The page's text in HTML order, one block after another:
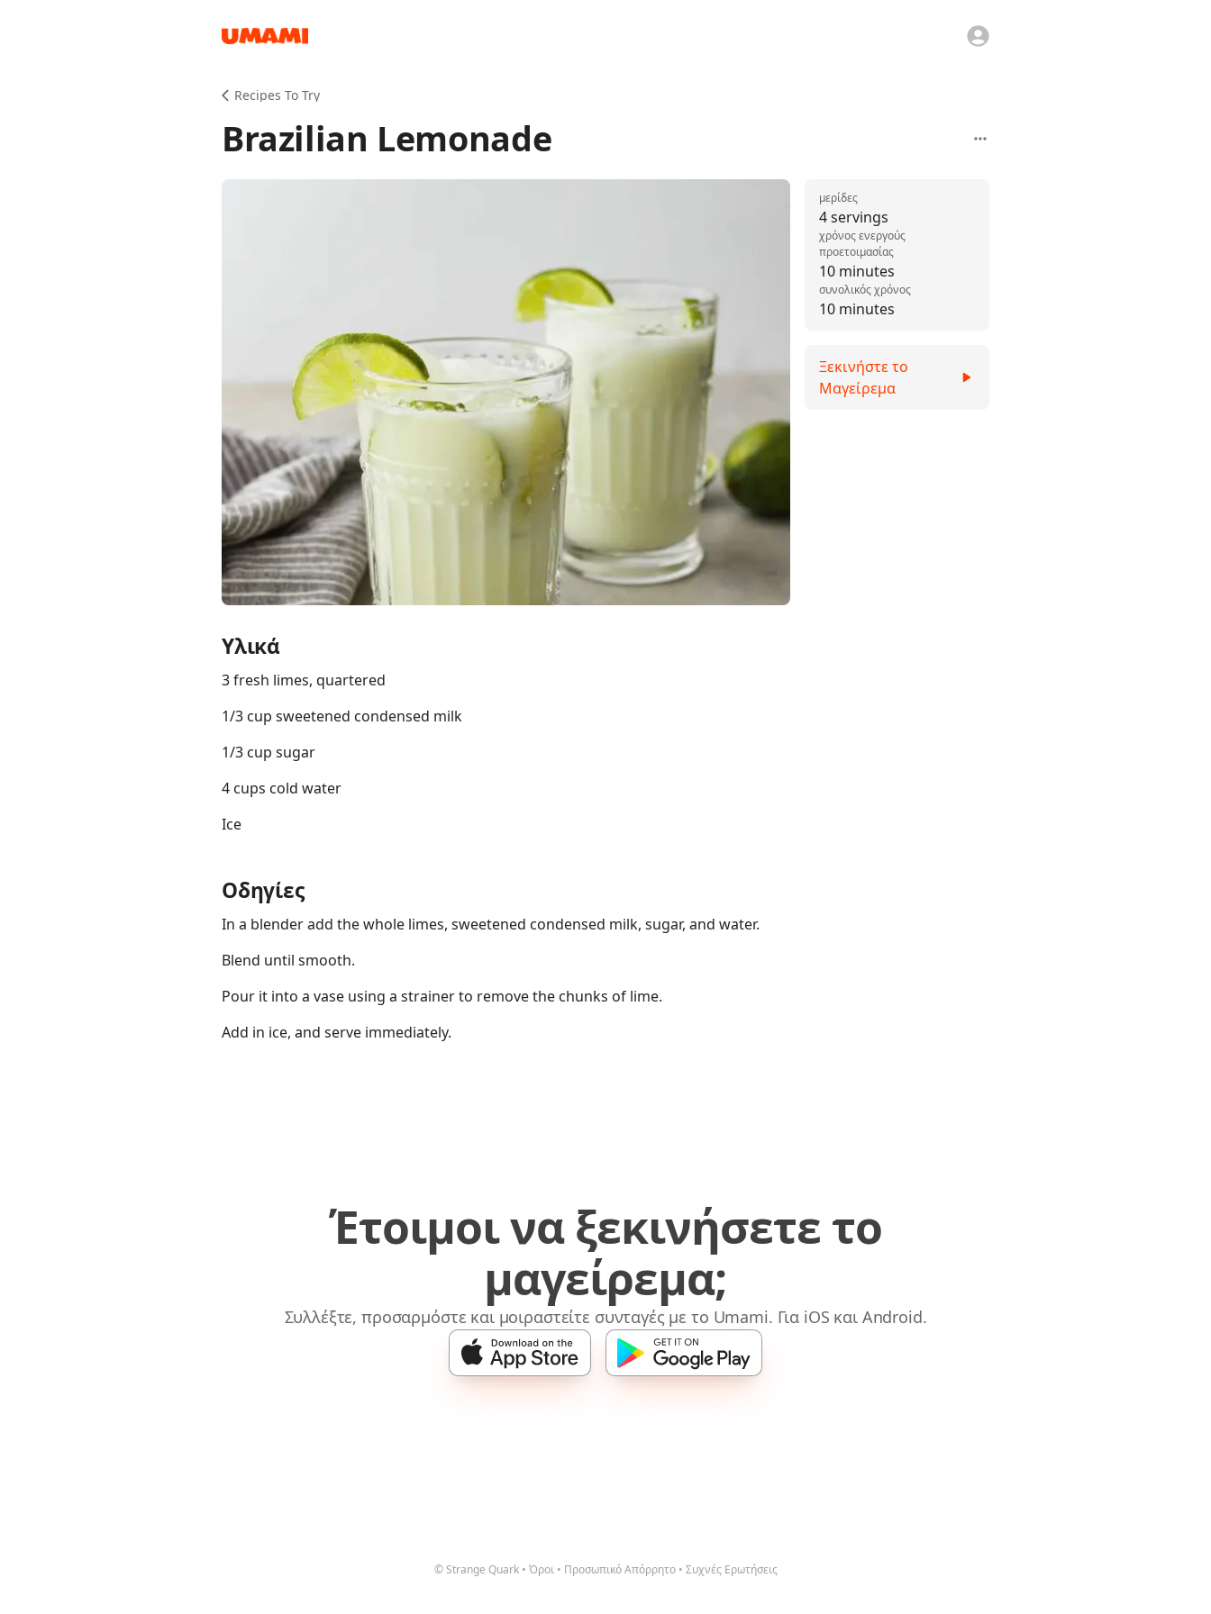
Recipes To Try
Brazilian Lemonade
Υλικά
3 fresh limes, quartered
1/3 cup sweetened condensed milk
1/3 cup sugar
4 cups cold water
Ice
Οδηγίες
In a blender add the whole limes, sweetened condensed milk, sugar, and water.
Blend until smooth.
Pour it into a vase using a strainer to remove the chunks of lime.
Add in ice, and serve immediately.
4 servings
μερίδες
10 minutes
χρόνος ενεργούς
προετοιμασίας
10 minutes
συνολικός χρόνος
Ξεκινήστε το
Μαγείρεμα
Έτοιμοι να ξεκινήσετε το
μαγείρεμα;
Συλλέξτε, προσαρμόστε και μοιραστείτε συνταγές με το Umami. Για iOS και Android.
© Strange Quark • Όροι • Προσωπικό Απόρρητο • Συχνές Ερωτήσεις